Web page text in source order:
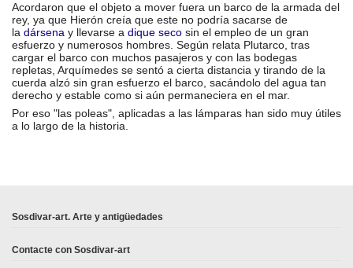
Acordaron que el objeto a mover fuera un barco de la armada del
rey, ya que Hierón creía que este no podría sacarse de
la dársena y llevarse a dique seco sin el empleo de un gran
esfuerzo y numerosos hombres. Según relata Plutarco, tras
cargar el barco con muchos pasajeros y con las bodegas
repletas, Arquímedes se sentó a cierta distancia y tirando de la
cuerda alzó sin gran esfuerzo el barco, sacándolo del agua tan
derecho y estable como si aún permaneciera en el mar.​
Por eso "las poleas", aplicadas a las lámparas han sido muy útiles
a lo largo de la historia.
Sosdivar-art. Arte y antigüedades
Contacte con Sosdivar-art